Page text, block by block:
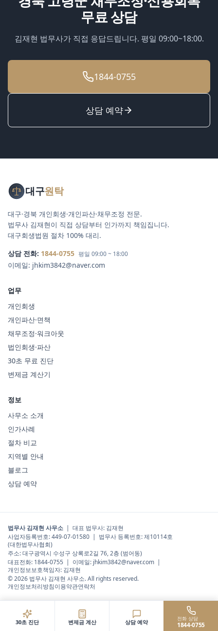
무료 상담
김재현 법무사가 직접 응답드립니다. 평일 09:00~18:00.
1844-0755
상담 예약
대구원탁
대구·경북 개인회생·개인파산·채무조정 전문.
법무사 김재현이 직접 상담부터 인가까지 책임집니다.
대구회생법원 절차 100% 대리.
상담 전화: 1844-0755 평일 09:00 ~ 18:00
이메일: jhkim3842@naver.com
업무
개인회생
개인파산·면책
채무조정·워크아웃
법인회생·파산
30초 무료 진단
변제금 계산기
정보
사무소 소개
인가사례
절차 비교
지역별 안내
블로그
상담 예약
법무사 김재현 사무소 | 대표 법무사: 김재현
사업자등록번호:449-07-01580 | 법무사 등록번호:제10114호
(대한법무사협회)
주소:대구광역시 수성구 상록로2길 76, 2층 (범어동)
대표전화: 1844-0755 | 이메일: jhkim3842@naver.com |
개인정보보호책임자: 김재현
©2026 법무사 김재현 사무소. All rights reserved.
개인정보처리방침이용약관연락처
30초 진단 변제금 계산 상담 예약 전화 상담
1844-0755